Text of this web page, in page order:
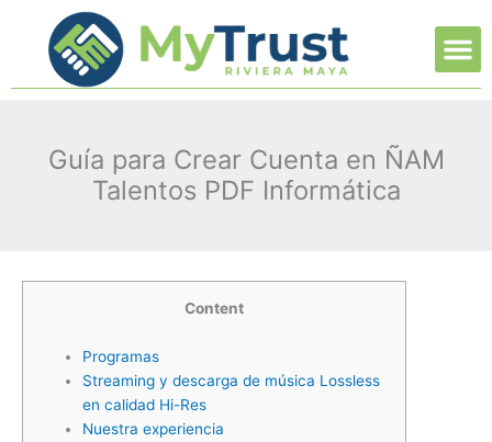
contenido
Guía para Crear Cuenta en ÑAM
Talentos PDF Informática
Content
Programas
Streaming y descarga de música Lossless
en calidad Hi-Res
Nuestra experiencia